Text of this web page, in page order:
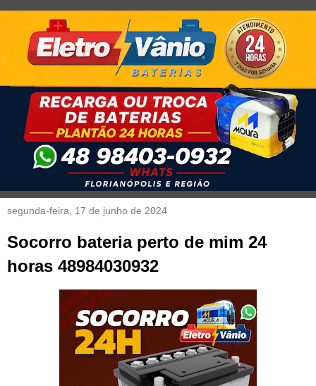
segunda-feira, 17 de junho de 2024
Socorro bateria perto de mim 24
horas 48984030932